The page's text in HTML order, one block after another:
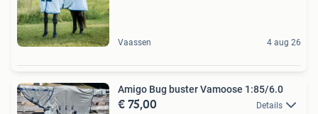
Vaassen 4 aug 26
Amigo Bug buster Vamoose 1:85/6.0
€ 75,00 Details